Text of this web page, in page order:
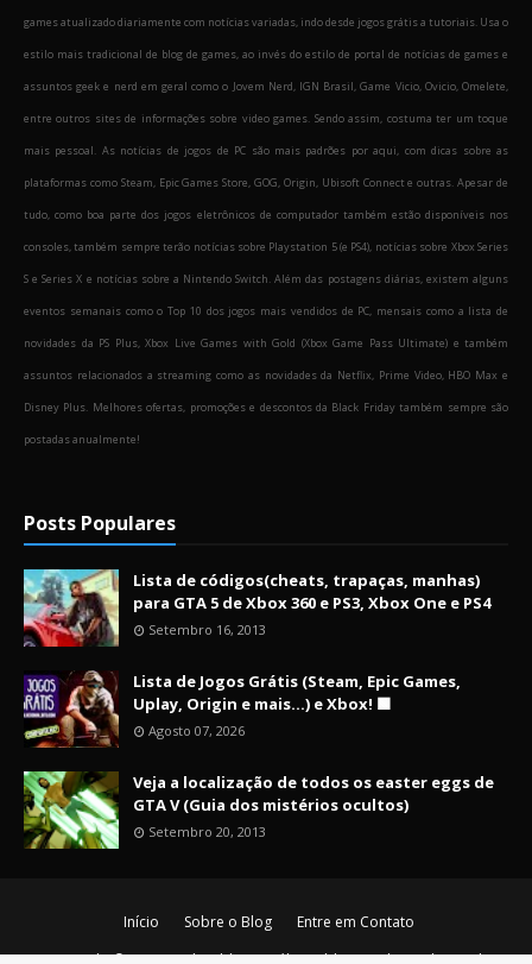
games atualizado diariamente com notícias variadas, indo desde jogos grátis a tutoriais. Usa o
estilo mais tradicional de blog de games, ao invés do estilo de portal de notícias de games e
assuntos geek e nerd em geral como o Jovem Nerd, IGN Brasil, Game Vicio, Ovicio, Omelete,
entre outros sites de informações sobre video games. Sendo assim, costuma ter um toque
mais pessoal. As notícias de jogos de PC são mais padrões por aqui, com dicas sobre as
plataformas como Steam, Epic Games Store, GOG, Origin, Ubisoft Connect e outras. Apesar de
tudo, como boa parte dos jogos eletrônicos de computador também estão disponíveis nos
consoles, também sempre terão notícias sobre Playstation 5 (e PS4), notícias sobre Xbox Series
S e Series X e notícias sobre a Nintendo Switch. Além das postagens diárias, existem alguns
eventos semanais como o Top 10 dos jogos mais vendidos de PC, mensais como a lista de
novidades da PS Plus, Xbox Live Games with Gold (Xbox Game Pass Ultimate) e também
assuntos relacionados a streaming como as novidades da Netflix, Prime Video, HBO Max e
Disney Plus. Melhores ofertas, promoções e descontos da Black Friday também sempre são
postadas anualmente!
Posts Populares
Lista de códigos(cheats, trapaças, manhas)
para GTA 5 de Xbox 360 e PS3, Xbox One e PS4
Setembro 16, 2013
Lista de Jogos Grátis (Steam, Epic Games,
Uplay, Origin e mais...) e Xbox! 🟩
Agosto 07, 2026
Veja a localização de todos os easter eggs de
GTA V (Guia dos mistérios ocultos)
Setembro 20, 2013
Início Sobre o Blog
Entre em Contato